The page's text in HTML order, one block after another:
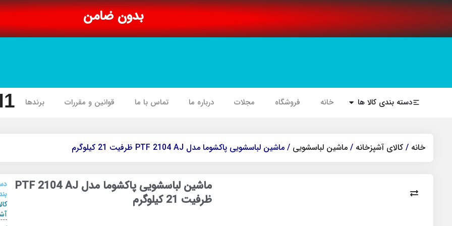
بدون ضامن
دسته بندی کالا ها خانه فروشگاه مجلات درباره ما تماس با ما قوانین و مقررات برندها
خانه / کالای آشپزخانه / ماشین لباسشویی / ماشین لباسشویی پاکشوما مدل PTF 2104 AJ ظرفیت 21 کیلوگرم
ماشین لباسشویی پاکشوما مدل PTF 2104 AJ
ظرفیت 21 کیلوگرم